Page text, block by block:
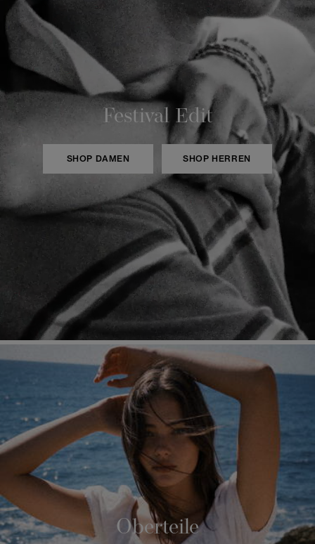
Festival Edit
SHOP DAMEN SHOP HERREN
Oberteile